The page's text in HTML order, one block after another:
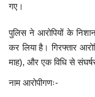
फोटो
वीडियो
गए।
पुलिस ने आरोपियों के
कर लिया है। गिरफ्तार
माह), और एक विधि से
नाम आरोपीगणः-